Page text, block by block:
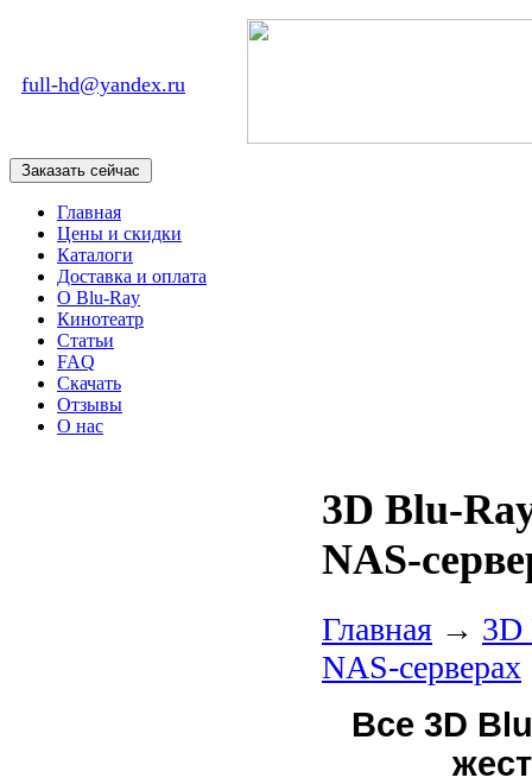
full-hd@yandex.ru
Главная
Цены и скидки
Каталоги
Доставка и оплата
О Blu-Ray
Кинотеатр
Статьи
FAQ
Скачать
Отзывы
О нас
3D Blu-
NAS-
Главная → 3D
NAS-серверах
Все 3D